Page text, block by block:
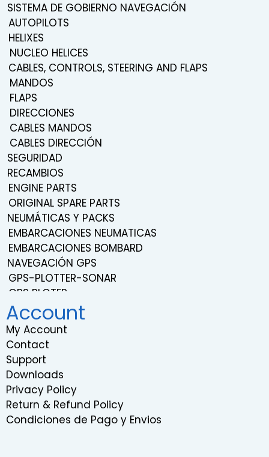
SISTEMA DE GOBIERNO NAVEGACIÓN
AUTOPILOTS
HELIXES
NUCLEO HELICES
CABLES, CONTROLS, STEERING AND FLAPS
MANDOS
FLAPS
DIRECCIONES
CABLES MANDOS
CABLES DIRECCIÓN
SEGURIDAD
RECAMBIOS
ENGINE PARTS
ORIGINAL SPARE PARTS
NEUMÁTICAS Y PACKS
EMBARCACIONES NEUMATICAS
EMBARCACIONES BOMBARD
NAVEGACIÓN GPS
GPS-PLOTTER-SONAR
GPS PLOTER
NAVEGACIÓN
TRANSDUCERS
PROBES
SISTEMA DE SONIDO Y ENTRETENIMIENTO
VHF RADIOS
RADARS
INSTRUMENTATION
RELOJES EMBARCACIONES
COMPÁS DE BARCO
Account
My Account
Contact
Support
Downloads
Privacy Policy
Return & Refund Policy
Condiciones de Pago y Envios